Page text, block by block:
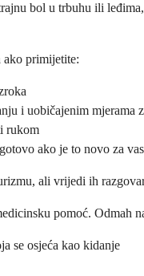
bol u trbuhu ili
primijetite:
i uobičajenim mjerama
rukom
ako je to novo za vas
ali vrijedi ih
pomoć. Odmah
se osjeća kao kidanje